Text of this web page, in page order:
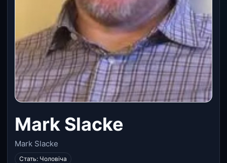
Mark Slacke
Mark Slacke
Стать: Чоловіча